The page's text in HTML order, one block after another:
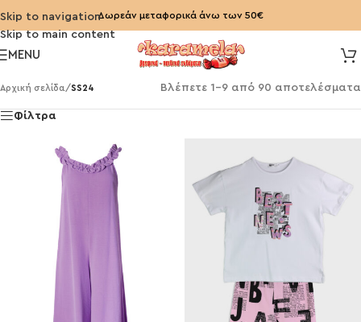
Skip to navigation
Skip to main content
Δωρεάν μεταφορικά άνω των 50€
MENU
Αρχική σελίδα/SS24 Βλέπετε 1–9 από 90 αποτελέσματα
Φίλτρα